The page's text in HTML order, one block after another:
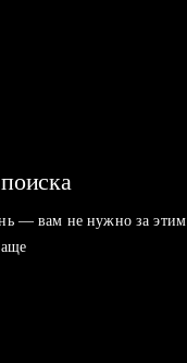
— вам не нужно за этим